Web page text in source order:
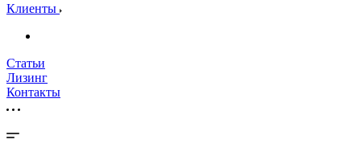
Клиенты
Статьи
Лизинг
Контакты